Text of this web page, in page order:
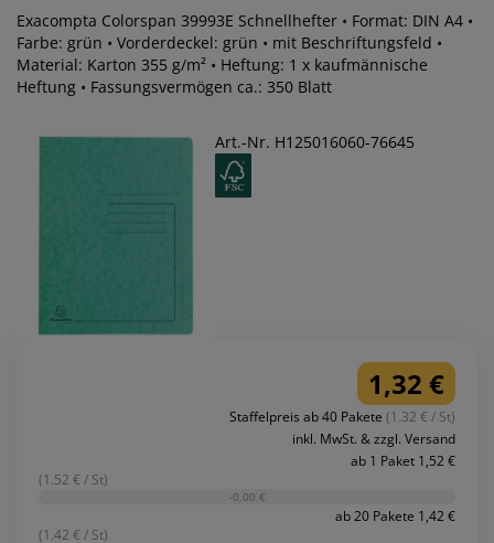
Exacompta Colorspan 39993E Schnellhefter • Format: DIN A4 •
Farbe: grün • Vorderdeckel: grün • mit Beschriftungsfeld •
Material: Karton 355 g/m² • Heftung: 1 x kaufmännische
Heftung • Fassungsvermögen ca.: 350 Blatt
Art.-Nr. H125016060-76645
1,32 €
Staffelpreis ab 40 Pakete (1.32 € / St)
inkl. MwSt. & zzgl. Versand
ab 1 Paket 1,52 €
(1.52 € / St)
-0,00 €
ab 20 Pakete 1,42 €
(1.42 € / St)